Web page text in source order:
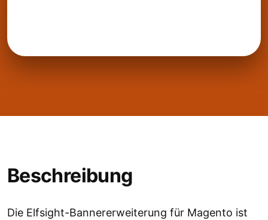
Beschreibung
Die Elfsight-Bannererweiterung für Magento ist